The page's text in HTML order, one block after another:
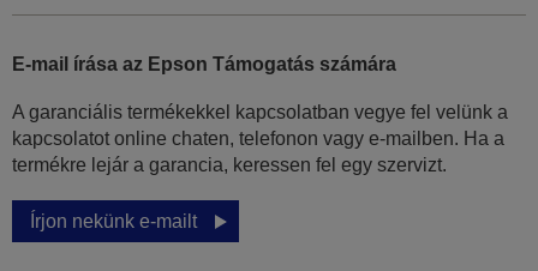
E-mail írása az Epson Támogatás számára
A garanciális termékekkel kapcsolatban vegye fel velünk a
kapcsolatot online chaten, telefonon vagy e-mailben. Ha a
termékre lejár a garancia, keressen fel egy szervizt.
Írjon nekünk e-mailt